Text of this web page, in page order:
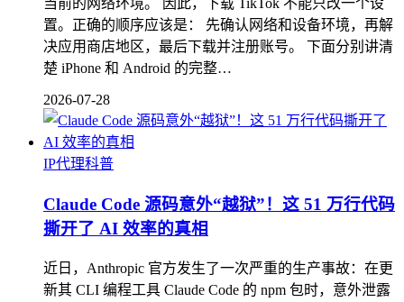
当前的网络环境。 因此，下载 TikTok 不能只改一个设
置。正确的顺序应该是： 先确认网络和设备环境，再解
决应用商店地区，最后下载并注册账号。 下面分别讲清
楚 iPhone 和 Android 的完整…
2026-07-28
IP代理科普
Claude Code 源码意外“越狱”！这 51 万行代码
撕开了 AI 效率的真相
近日，Anthropic 官方发生了一次严重的生产事故：在更
新其 CLI 编程工具 Claude Code 的 npm 包时，意外泄露